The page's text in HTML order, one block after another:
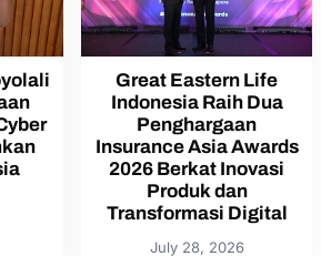
Great Eastern Life
Indonesia Raih Dua
Penghargaan
Insurance Asia Awards
2026 Berkat Inovasi
Produk dan
Transformasi Digital
July 28, 2026